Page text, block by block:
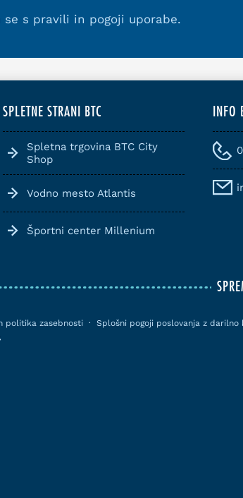
se s pravili in pogoji uporabe.
SPLETNE STRANI BTC
Spletna trgovina BTC City
Shop
Vodno mesto Atlantis
Športni center Millenium
INFO
politika zasebnosti ·
Splošni pogoji poslovanja z darilno